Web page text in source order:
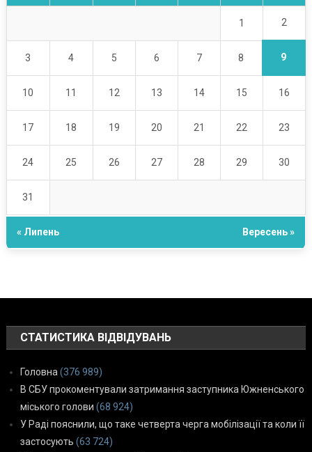
1 2
3 4 5 6 7 8 9
10 11 12 13 14 15 16
17 18 19 20 21 22 23
24 25 26 27 28 29 30
31
« Липень Вересень »
СТАТИСТИКА ВІДВІДУВАНЬ
Головна (376 989)
В СБУ прокоментували затримання заступника Южненського
міського голови (68 924)
У Раді пояснили, що таке четверта черга мобілізації та коли її
застосують (63 724)